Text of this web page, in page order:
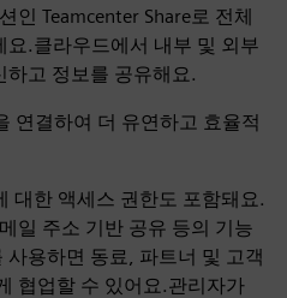
인 Teamcenter Share로 전체
.클라우드에서 내부 및 외부
고 정보를 공유해요.
연결하여 더 유연하고 효율적
대한 액세스 권한도 포함돼요.
일 주소 기반 공유 등의 기능
사용하면 동료, 파트너 및 고객
협업할 수 있어요.관리자가